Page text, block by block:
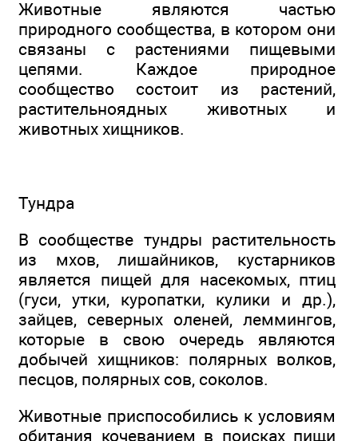
Животные являются частью
природного сообщества, в котором они
связаны с растениями пищевыми
цепями. Каждое природное
сообщество состоит из растений,
растительноядных животных и
животных хищников.
Тундра
В сообществе тундры растительность
из мхов, лишайников, кустарников
является пищей для насекомых, птиц
(гуси, утки, куропатки, кулики и др.),
зайцев, северных оленей, леммингов,
которые в свою очередь являются
добычей хищников: полярных волков,
песцов, полярных сов, соколов.
Животные приспособились к условиям
обитания кочеванием в поисках пищи